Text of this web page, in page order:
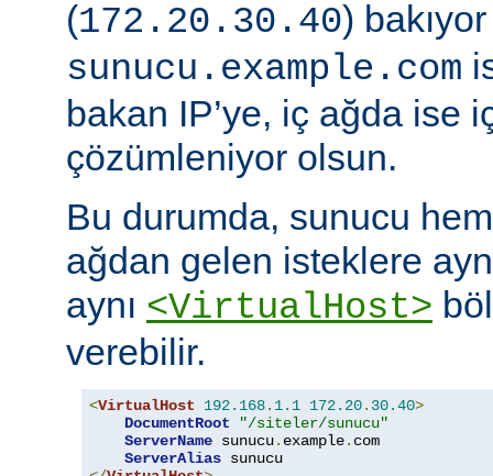
(172.20.30.40)
sunucu.example.com
bakan IP’ye, iç ağda ise
çözümleniyor olsun.
Bu durumda, sunucu
ağdan gelen isteklere
aynı <VirtualHost>
verebilir.
<VirtualHost 192.168. 1.1 172.20. 30.40>
DocumentRoot
"/siteler/sunucu"
ServerName sunucu. example. com
ServerAlias